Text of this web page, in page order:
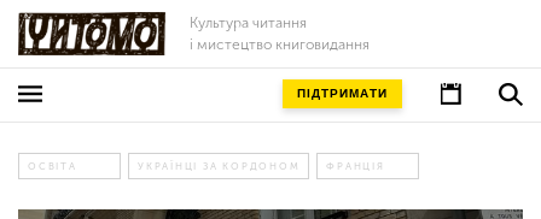
Культура читання
і мистецтво книговидання
ПІДТРИМАТИ
ОСВІТА УКРАЇНЦІ ЗА КОРДОНОМ ФРАНЦІЯ